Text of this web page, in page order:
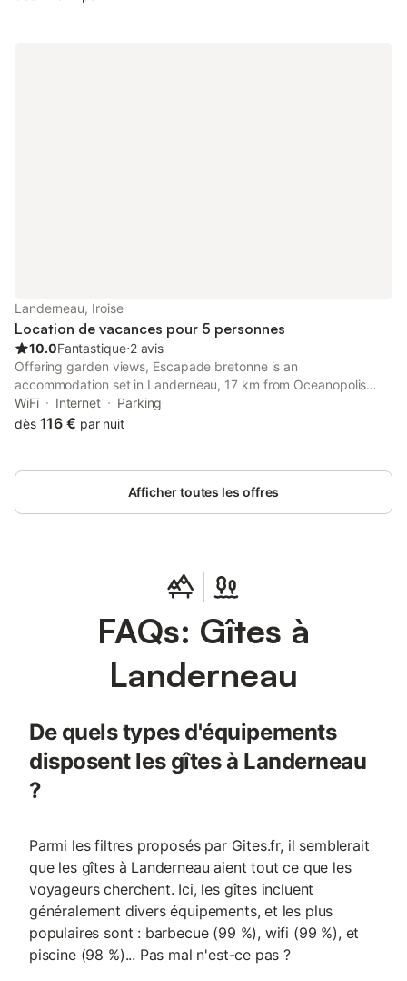
Landerneau, Iroise
Location de vacances pour 5 personnes
10.0Fantastique⋅2 avis
Offering garden views, Escapade bretonne is an
accommodation set in Landerneau, 17 km from Oceanopolis
and 18 km from National Botanical Conservatory of Brest. This
property offers access to a terrace, free private parking and
WiFi Internet
Parking
dès 116 € par nuit
Afficher toutes les offres
FAQs: Gîtes à
Landerneau
De quels types d'équipements
disposent les gîtes à Landerneau
?
Parmi les filtres proposés par Gites.fr, il semblerait
que les gîtes à Landerneau aient tout ce que les
voyageurs cherchent. Ici, les gîtes incluent
généralement divers équipements, et les plus
populaires sont : barbecue (99 %), wifi (99 %), et
piscine (98 %)... Pas mal n'est-ce pas ?